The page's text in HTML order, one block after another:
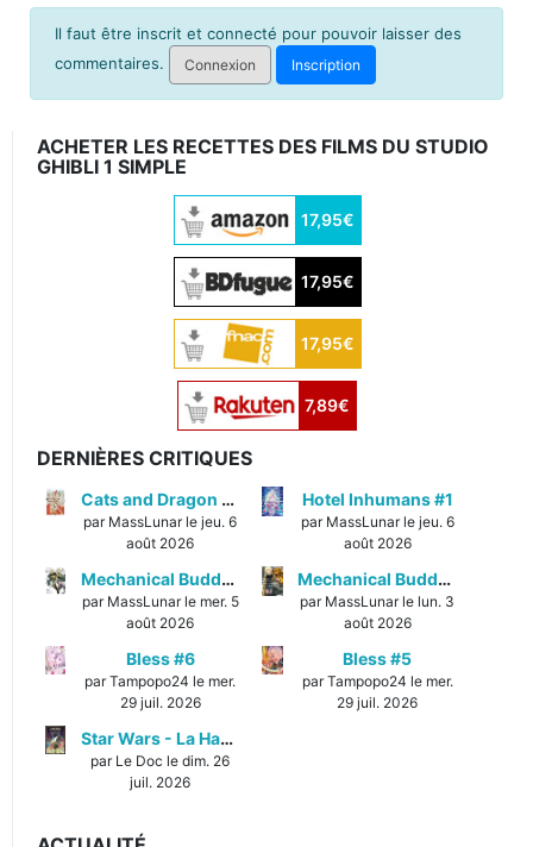
Il faut être inscrit et connecté pour pouvoir laisser des
commentaires.
Connexion Inscription
ACHETER LES RECETTES DES FILMS DU STUDIO
GHIBLI 1 SIMPLE
17,95€
17,95€
17,95€
7,89€
DERNIÈRES CRITIQUES
Cats and Dragon #3
par MassLunar le jeu. 6
août 2026
Hotel Inhumans #1
par MassLunar le jeu. 6
août 2026
Mechanical Buddy Universe #1
par MassLunar le mer. 5
août 2026
Mechanical Buddy Universe #0
par MassLunar le lun. 3
août 2026
Bless #6
par Tampopo24 le mer.
29 juil. 2026
Bless #5
par Tampopo24 le mer.
29 juil. 2026
Star Wars - La Haute République - Un équilibre fragile
par Le Doc le dim. 26
juil. 2026